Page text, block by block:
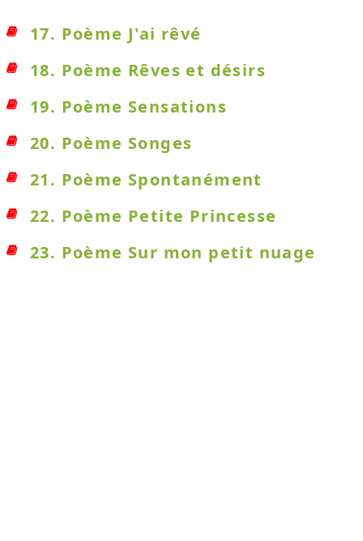
17. Poème J'ai rêvé
18. Poème Rêves et désirs
19. Poème Sensations
20. Poème Songes
21. Poème Spontanément
22. Poème Petite Princesse
23. Poème Sur mon petit nuage